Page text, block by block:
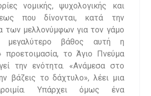
νομικής, ψυχολογικής και
που δίνονται, κατά την
των μελλονύμφων για τον γάμο
μεγαλύτερο βάθος αυτή η
προετοιμασία, το Άγιο Πνεύμα
την ενότητα. «Ανάμεσα στο
βάζεις το δάχτυλο», λέει μια
Υπάρχει όμως ένα